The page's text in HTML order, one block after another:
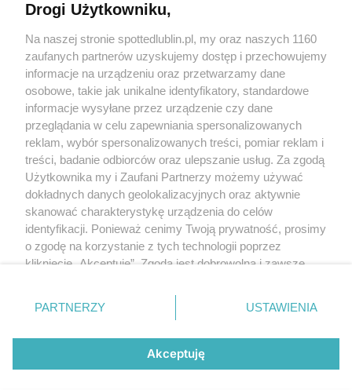
KATEGORIE
OGŁOSZENIA
WYDARZENIA
NA SKRÓTY
Regulamin
Polityka prywatności
RODO
Warunki korzystania z treści
Drogi Użytkowniku,
Na naszej stronie spottedlublin.pl, my oraz naszych 1160
zaufanych partnerów uzyskujemy dostęp i przechowujemy
informacje na urządzeniu oraz przetwarzamy dane
osobowe, takie jak unikalne identyfikatory, standardowe
informacje wysyłane przez urządzenie czy dane
przeglądania w celu zapewniania spersonalizowanych
reklam, wybór spersonalizowanych treści, pomiar reklam i
treści, badanie odbiorców oraz ulepszanie usług. Za zgodą
Użytkownika my i Zaufani Partnerzy możemy używać
dokładnych danych geolokalizacyjnych oraz aktywnie
skanować charakterystykę urządzenia do celów
identyfikacji. Ponieważ cenimy Twoją prywatność, prosimy
o zgodę na korzystanie z tych technologii poprzez
kliknięcie „Akceptuję”. Zgoda jest dobrowolna i zawsze
prywatności znajdujący się w lewym dolnym rogu strony
. Niektóre rodzaje przetwarzania danych nie wymagają
zgody użytkownika, ale masz prawo sprzeciwić się
takiemu przetwarzaniu. Preferencje będą miały
zastosowania tylko na tej witrynie.
PARTNERZY USTAWIENIA
Akceptuję